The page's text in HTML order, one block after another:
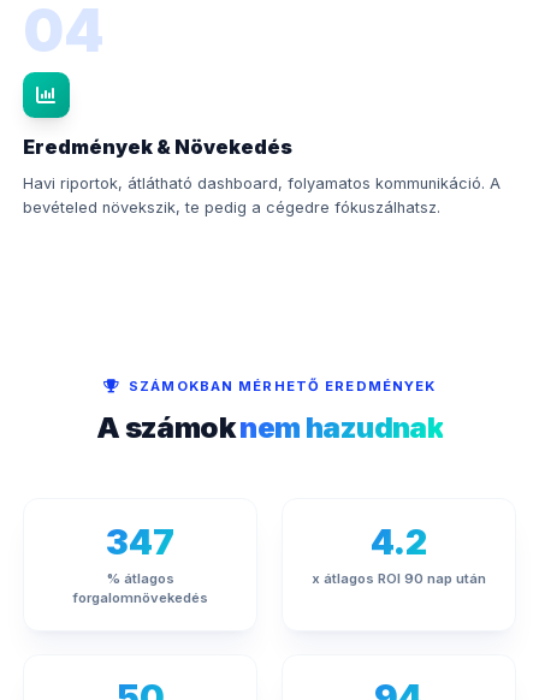
04
Eredmények & Növekedés
Havi riportok, átlátható dashboard, folyamatos kommunikáció. A
bevételed növekszik, te pedig a cégedre fókuszálhatsz.
SZÁMOKBAN MÉRHETŐ EREDMÉNYEK
A számoknem hazudnak
347
% átlagos
forgalomnövekedés
4.2
x átlagos ROI 90 nap után